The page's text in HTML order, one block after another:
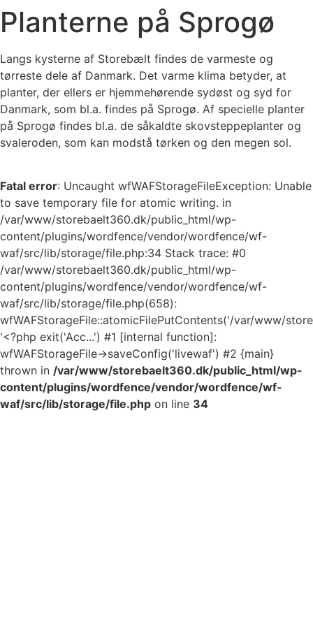
Planterne på Sprogø
Langs kysterne af Storebælt findes de varmeste og
tørreste dele af Danmark. Det varme klima betyder, at
planter, der ellers er hjemmehørende sydøst og syd for
Danmark, som bl.a. findes på Sprogø. Af specielle planter
på Sprogø findes bl.a. de såkaldte skovsteppeplanter og
svaleroden, som kan modstå tørken og den megen sol.
Fatal error: Uncaught wfWAFStorageFileException: Unable
to save temporary file for atomic writing. in
/var/www/storebaelt360.dk/public_html/wp-
content/plugins/wordfence/vendor/wordfence/wf-
waf/src/lib/storage/file.php:34 Stack trace: #0
/var/www/storebaelt360.dk/public_html/wp-
content/plugins/wordfence/vendor/wordfence/wf-
waf/src/lib/storage/file.php(658):
wfWAFStorageFile::atomicFilePutContents('/var/www/
'<?php exit('Acc...') #1 [internal function]:
wfWAFStorageFile->saveConfig('livewaf') #2 {main}
thrown in /var/www/storebaelt360.dk/public_html/wp-
content/plugins/wordfence/vendor/wordfence/wf-
waf/src/lib/storage/file.php on line 34